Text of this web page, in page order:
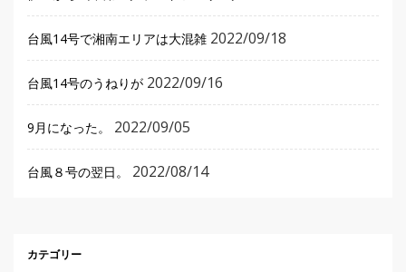
台風14号で湘南エリアは大混雑 2022/09/18
台風14号のうねりが 2022/09/16
9月になった。 2022/09/05
台風８号の翌日。 2022/08/14
カテゴリー